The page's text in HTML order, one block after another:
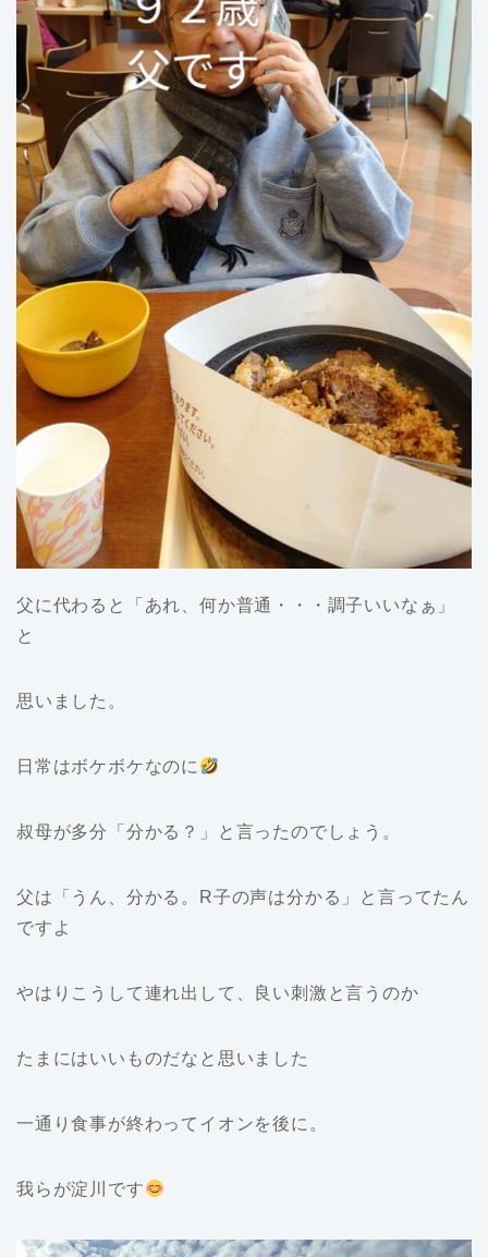
父に代わると「あれ、何か普通・・・調子いいなぁ」
と
思いました。
日常はボケボケなのに
叔母が多分「分かる？」と言ったのでしょう。
父は「うん、分かる。R子の声は分かる」と言ってたん
ですよ
やはりこうして連れ出して、良い刺激と言うのか
たまにはいいものだなと思いました
一通り食事が終わってイオンを後に。
我らが淀川です